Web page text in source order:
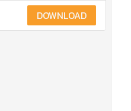
DOWNLOAD